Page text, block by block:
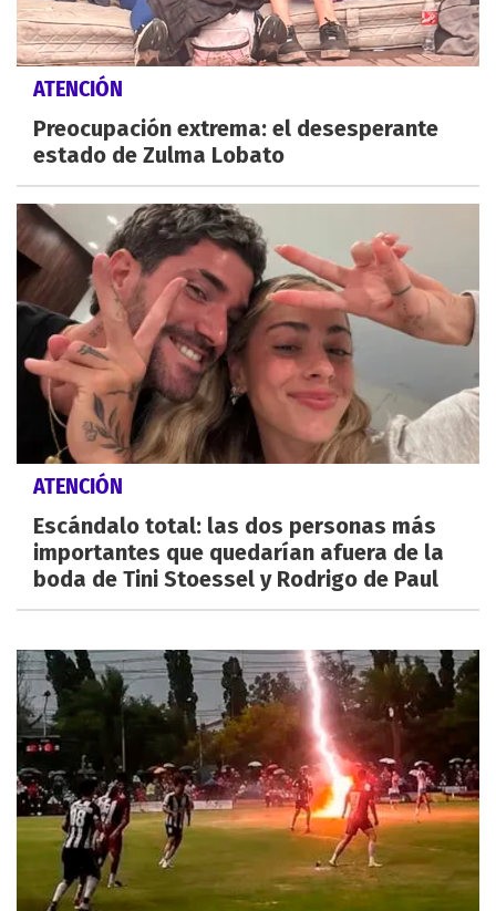
ATENCIÓN
Preocupación extrema: el desesperante
estado de Zulma Lobato
ATENCIÓN
Escándalo total: las dos personas más
importantes que quedarían afuera de la
boda de Tini Stoessel y Rodrigo de Paul